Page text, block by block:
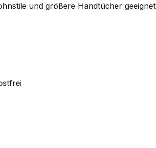
und größere Handtücher geeignet